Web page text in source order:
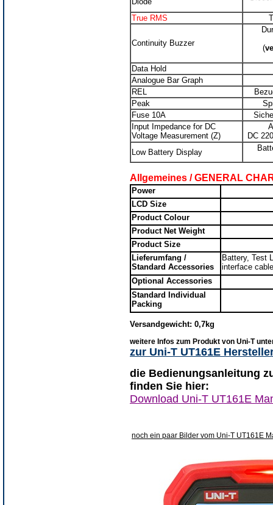
True RMS
Continuity Buzzer
(
Data Hold
Analogue Bar Graph
REL
Peak
Fuse 10A
Input Impedance for DC
Voltage Measurement (Z)
DC 220
Low Battery Display
Allgemeines / GENERAL
Power
LCD Size
Product Colour
Product Net Weight
Product Size
Lieferumfang /
Standard Accessories
Battery, Test
interface
Optional Accessories
Standard Individual
Packing
Versandgewicht: 0,7kg
weitere Infos zum Produkt von Uni-T
zur Uni-T UT161E
die Bedienungsanleitung
finden Sie hier:
Download Uni-T UT161E
noch ein paar Bilder vom Uni-T UT161E